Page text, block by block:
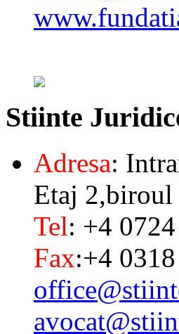
Stiinte
Adresa:
Etaj 2,biroul
Tel: +4
Fax:+4